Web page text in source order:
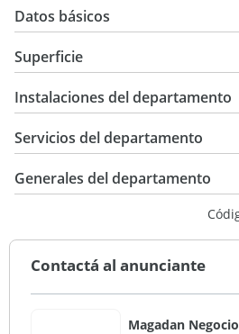
Datos básicos
USD 87.900
Superficie
6 m2
57 m2
Instalaciones del departamento
Servicios del departamento
Generales del departamento
Contactá al anunciante
Magadan